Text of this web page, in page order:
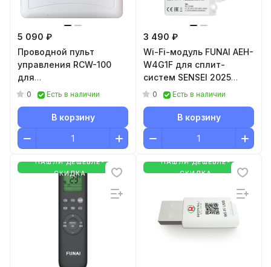
5 090 ₽
Проводной пульт
управления RCW-100
для
полупромышленного
ESPERTO RCW-100
0 Есть в наличии
В корзину
3 490 ₽
Wi-Fi-модуль FUNAI AEH-
W4G1F для сплит-
систем SENSEI 2025
(D06), SENSEI Inverter и
ORIGAMI AEH-W4G1F
0 Есть в наличии
В корзину
НАШЛИ ДЕШЕВЛЕ-
СКИДКА
НАШЛИ ДЕШЕВЛЕ-
СКИДКА